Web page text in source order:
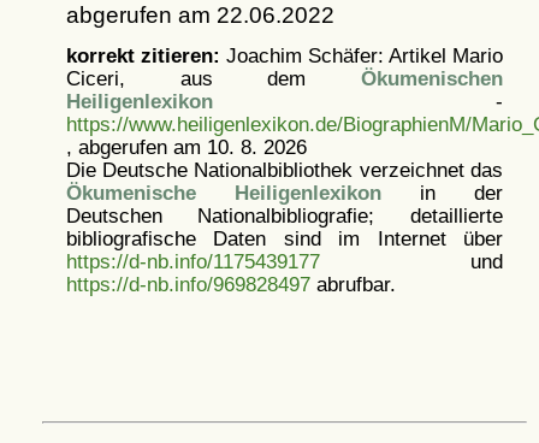
abgerufen am 22.06.2022
korrekt zitieren: Joachim Schäfer: Artikel Mario
Ciceri, aus dem Ökumenischen
Heiligenlexikon-
https://www.heiligenlexikon.de/BiographienM/
, abgerufen am 10. 8. 2026
Die Deutsche Nationalbibliothek verzeichnet das
Ökumenische Heiligenlexikonin der
Deutschen Nationalbibliografie; detaillierte
bibliografische Daten sind im Internet über
https://d-nb.info/1175439177und
https://d-nb.info/969828497abrufbar.